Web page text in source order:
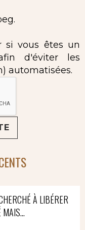
si vous êtes un
d'éviter les
automatisées.
À LIBÉRER